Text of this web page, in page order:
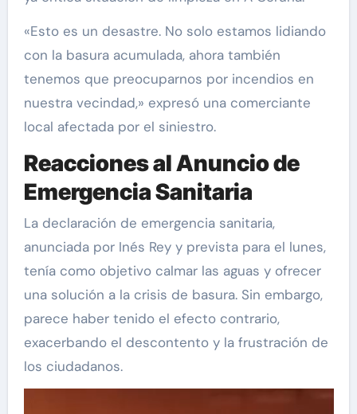
«Esto es un desastre. No solo estamos lidiando
con la basura acumulada, ahora también
tenemos que preocuparnos por incendios en
nuestra vecindad,» expresó una comerciante
local afectada por el siniestro.
Reacciones al Anuncio de
Emergencia Sanitaria
La declaración de emergencia sanitaria,
anunciada por Inés Rey y prevista para el lunes,
tenía como objetivo calmar las aguas y ofrecer
una solución a la crisis de basura. Sin embargo,
parece haber tenido el efecto contrario,
exacerbando el descontento y la frustración de
los ciudadanos.